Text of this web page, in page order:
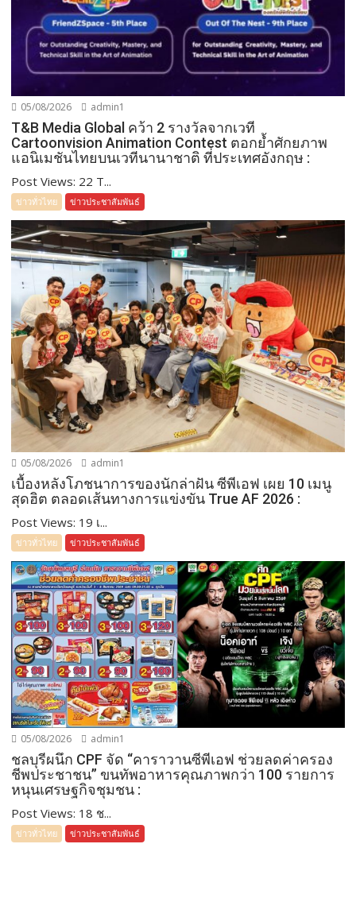
05/08/2026 admin1
T&B Media Global คว้า 2 รางวัลจากเวที
Cartoonvision Animation Contest ตอกย้ำศักยภาพ
แอนิเมชันไทยบนเวทีนานาชาติ ที่ประเทศอังกฤษ :
Post Views: 22 T...
ข่าวทั่วไทย ข่าวประชาสัมพันธ์
05/08/2026 admin1
เบื้องหลังโภชนาการของนักล่าฝัน ซีพีเอฟ เผย 10 เมนู
สุดฮิต ตลอดเส้นทางการแข่งขัน True AF 2026 :
Post Views: 19 เ...
ข่าวทั่วไทย ข่าวประชาสัมพันธ์
05/08/2026 admin1
ชลบุรีผนึก CPF จัด “คาราวานซีพีเอฟ ช่วยลดค่าครอง
ชีพประชาชน” ขนทัพอาหารคุณภาพกว่า 100 รายการ
หนุนเศรษฐกิจชุมชน :
Post Views: 18 ช...
ข่าวทั่วไทย ข่าวประชาสัมพันธ์